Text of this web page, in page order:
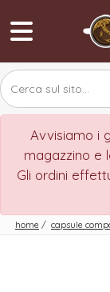
Avvisiamo i
magazzino e
Gli ordini
home / capsule